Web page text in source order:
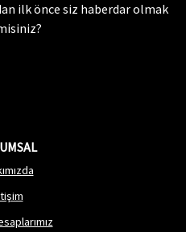
ilk önce siz haberdar olmak